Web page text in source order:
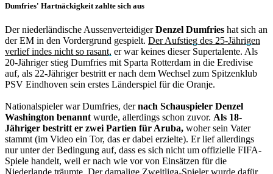
Dumfries' Hartnäckigkeit zahlte sich aus
Der niederländische AussenverteidigerDenzel Dumfries hat sich an
der EM in den Vordergrund gespielt. Der Aufstieg des 25-Jährigen
verlief indes nicht so rasant, er war keines dieser Supertalente. Als
20-Jähriger stieg Dumfries mit Sparta Rotterdam in die Eredivise
auf, als 22-Jähriger bestritt er nach dem Wechsel zum Spitzenklub
PSV Eindhoven sein erstes Länderspiel für die Oranje.
Nationalspieler war Dumfries, dernach Schauspieler Denzel
Washington benannt wurde, allerdings schon zuvor. Als 18-
Jähriger bestritt er zwei Partien für Aruba, woher sein Vater
stammt (im Video ein Tor, das er dabei erzielte). Er lief allerdings
nur unter der Bedingung auf, dass es sich nicht um offizielle FIFA-
Spiele handelt, weil er nach wie vor von Einsätzen für die
Niederlande träumte. Der damalige Zweitliga-Spieler wurde dafür